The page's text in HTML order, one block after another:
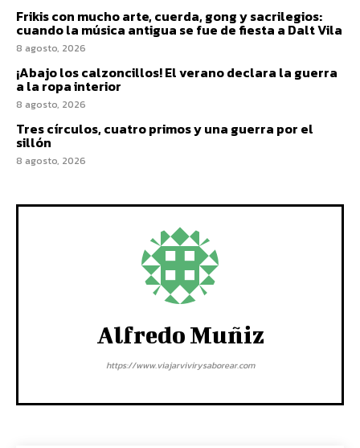
Frikis con mucho arte, cuerda, gong y sacrilegios:
cuando la música antigua se fue de fiesta a Dalt Vila
8 agosto, 2026
¡Abajo los calzoncillos! El verano declara la guerra
a la ropa interior
8 agosto, 2026
Tres círculos, cuatro primos y una guerra por el
sillón
8 agosto, 2026
Alfredo Muñiz
https://www.viajarvivirysaborear.com